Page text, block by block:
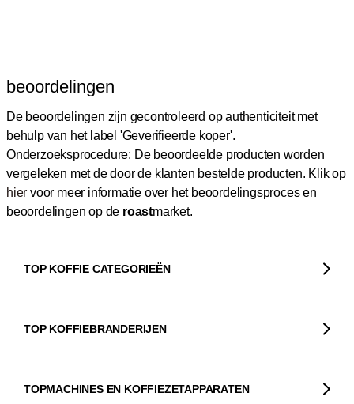
beoordelingen
De beoordelingen zijn gecontroleerd op authenticiteit met
behulp van het label 'Geverifieerde koper'.
Onderzoeksprocedure: De beoordeelde producten worden
vergeleken met de door de klanten bestelde producten. Klik op
hier voor meer informatie over het beoordelingsproces en
beoordelingen op de roastmarket.
TOP KOFFIE CATEGORIEËN
Koffiebonen
Biologische koffie
TOP KOFFIEBRANDERIJEN
Dinzler
TOPMACHINES EN KOFFIEZETAPPARATEN